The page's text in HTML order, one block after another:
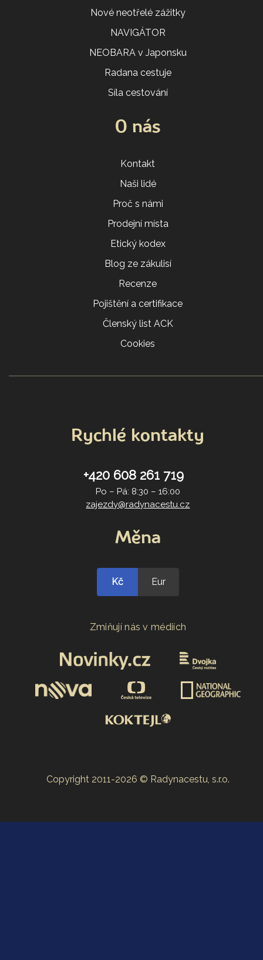
Nové neotřelé zážitky
NAVIGÁTOR
NEOBARA v Japonsku
Radana cestuje
Síla cestování
O nás
Kontakt
Naši lidé
Proč s námi
Prodejní místa
Etický kodex
Blog ze zákulisí
Recenze
Pojištění a certifikace
Členský list ACK
Cookies
Rychlé kontakty
+420 608 261 719
Po – Pá: 8:30 – 16:00
zajezdy@radynacestu.cz
Měna
Kč Eur
Zmiňují nás v médiích
Copyright 2011-2026 © Radynacestu, s.r.o.